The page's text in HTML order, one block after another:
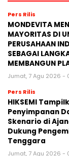
Pers Rilis
MONDEVITA
MAYORITAS DI
PERUSAHAAN
SEBAGAI
MEMBANGUN
Jumat, 7 Agu 2026 -
Pers Rilis
HIKSEMI
Penyimpanan
Skenario di
Dukung
Tenggara
Jumat, 7 Agu 2026 -